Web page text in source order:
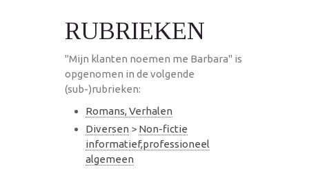
RUBRIEKEN
"Mijn klanten noemen me Barbara" is
opgenomen in de volgende
(sub-)rubrieken:
Romans, Verhalen
Diversen > Non-fictie
informatief,professioneel
algemeen